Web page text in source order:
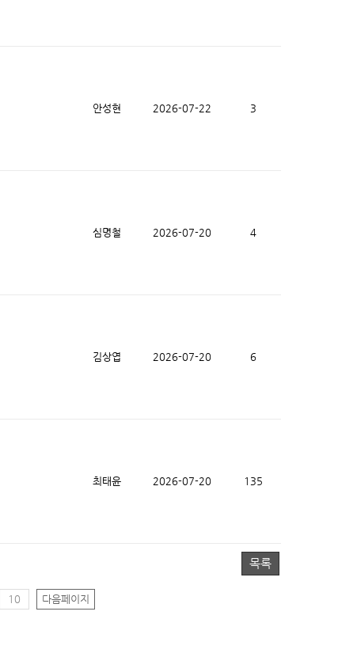
안성현 2026-07-22 3
심명철 2026-07-20 4
김상엽 2026-07-20 6
최태윤 2026-07-20 135
목록
10 다음페이지